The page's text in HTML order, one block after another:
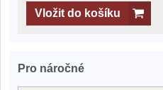
Vložit do košíku
Pro náročné